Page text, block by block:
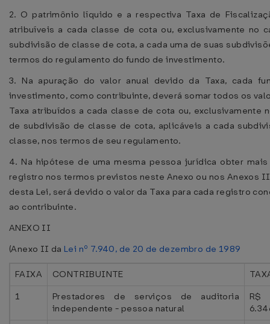
2. O patrimônio líquido e a respectiva Taxa de
atribuíveis a cada classe de cota ou, exclusivamente no
subdivisão de classe de cota, a cada uma de suas
termos do regulamento do fundo de investimento.
3. Na apuração do valor anual devido da Taxa, cada
investimento, como contribuinte, deverá somar todos os
Taxa atribuídos a cada classe de cota ou, exclusivamente
de subdivisão de classe de cota, aplicáveis a cada
classe, nos termos de seu regulamento.
4. Na hipótese de uma mesma pessoa jurídica obter
registro nos termos previstos neste Anexo ou nos Anexos
desta Lei, será devido o valor da Taxa para cada registro
ao contribuinte.
ANEXO II
(Anexo II da Lei nº 7.940, de 20 de dezembro de 1989
FAIXA CONTRIBUINTE
1
Prestadores de serviços de auditoria
independente - pessoa natural
R$